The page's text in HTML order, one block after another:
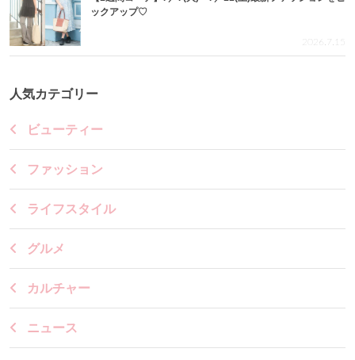
ックアップ♡
2026.7.15
人気カテゴリー
ビューティー
ファッション
ライフスタイル
グルメ
カルチャー
ニュース